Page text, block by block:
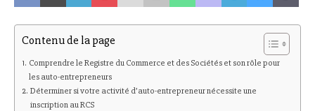
Contenu de la page
Comprendre le Registre du Commerce et des Sociétés et son rôle pour
les auto-entrepreneurs
Déterminer si votre activité d’auto-entrepreneur nécessite une
inscription au RCS